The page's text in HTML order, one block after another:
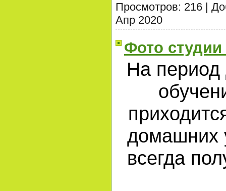
Просмотров: 216
Апр 2020
Фото
На период
домашних
всегда